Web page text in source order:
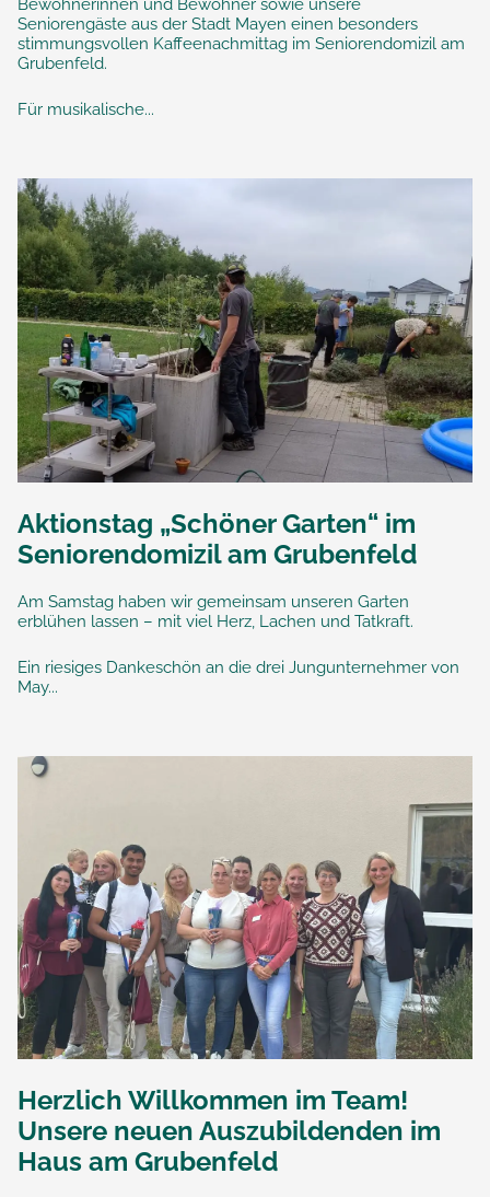
Bewohnerinnen und Bewohner sowie unsere
Seniorengäste aus der Stadt Mayen einen besonders
stimmungsvollen Kaffeenachmittag im Seniorendomizil am
Grubenfeld.
Für musikalische...
Aktionstag „Schöner Garten“ im
Seniorendomizil am Grubenfeld
Am Samstag haben wir gemeinsam unseren Garten
erblühen lassen – mit viel Herz, Lachen und Tatkraft.
Ein riesiges Dankeschön an die drei Jungunternehmer von
May...
Herzlich Willkommen im Team!
Unsere neuen Auszubildenden im
Haus am Grubenfeld